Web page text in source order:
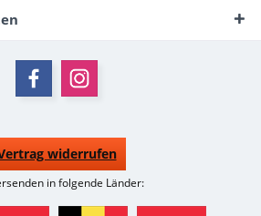
widerrufen
in folgende Länder: